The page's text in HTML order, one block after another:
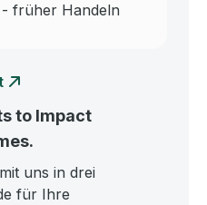
früher Handeln
to Impact
uns in drei
für Ihre